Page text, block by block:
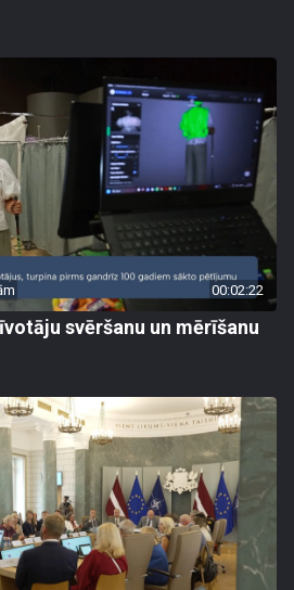
00:02:22
svēršanu un mērīšanu